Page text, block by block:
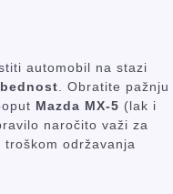
automobil na stazi
. Obratite pažnju
Mazda MX‑5 (lak i
naročito važi za
održavanja